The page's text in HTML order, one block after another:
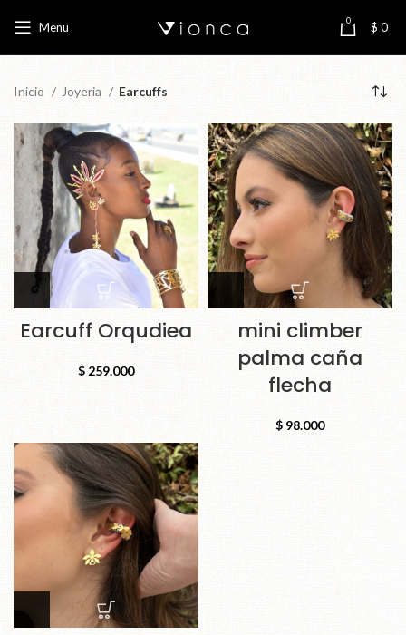
Menu 0 $ 0
Inicio Joyeria Earcuffs
Earcuff Orqudiea
$ 259.000
mini climber
palma caña
flecha
$ 98.000